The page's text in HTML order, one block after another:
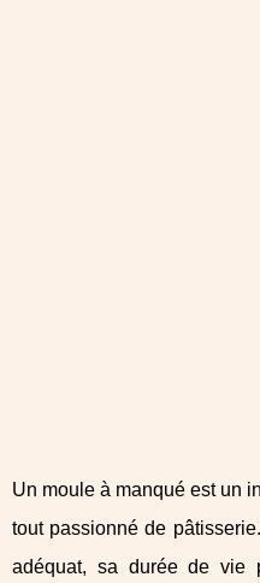
Un moule à manqué est un
tout passionné de
adéquat, sa durée de vie